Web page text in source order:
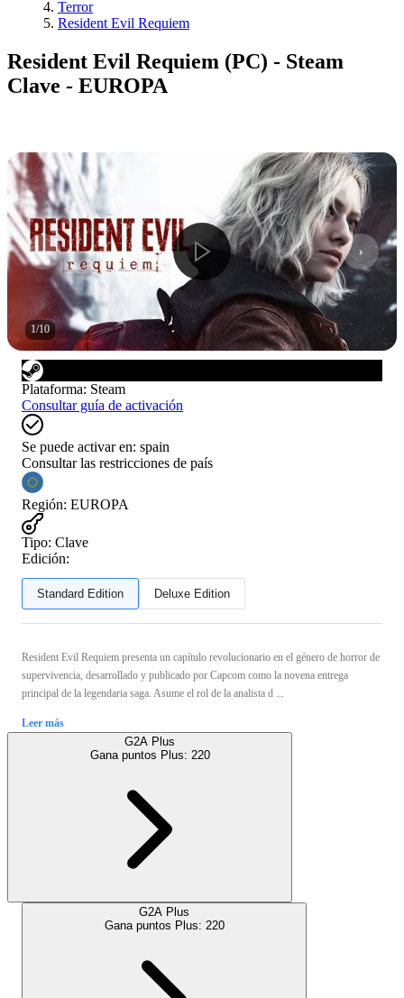
Terror
Resident Evil Requiem
Resident Evil Requiem (PC) - Steam
Clave - EUROPA
1/10
Plataforma: Steam
Consultar guía de activación
Se puede activar en: spain
Consultar las restricciones de país
Región: EUROPA
Tipo: Clave
Edición:
Standard Edition Deluxe Edition
Resident Evil Requiem presenta un capítulo revolucionario en el género de horror de
supervivencia, desarrollado y publicado por Capcom como la novena entrega
principal de la legendaria saga. Asume el rol de la analista d ...
Leer más
G2A Plus
Gana puntos Plus: 220
G2A Plus
Gana puntos Plus: 220